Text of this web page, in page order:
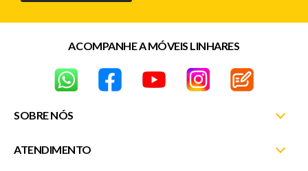
SOBRE NÓS
Nossas Lojas
ATENDIMENTO
ACOMPANHE A MÓVEIS LINHARES